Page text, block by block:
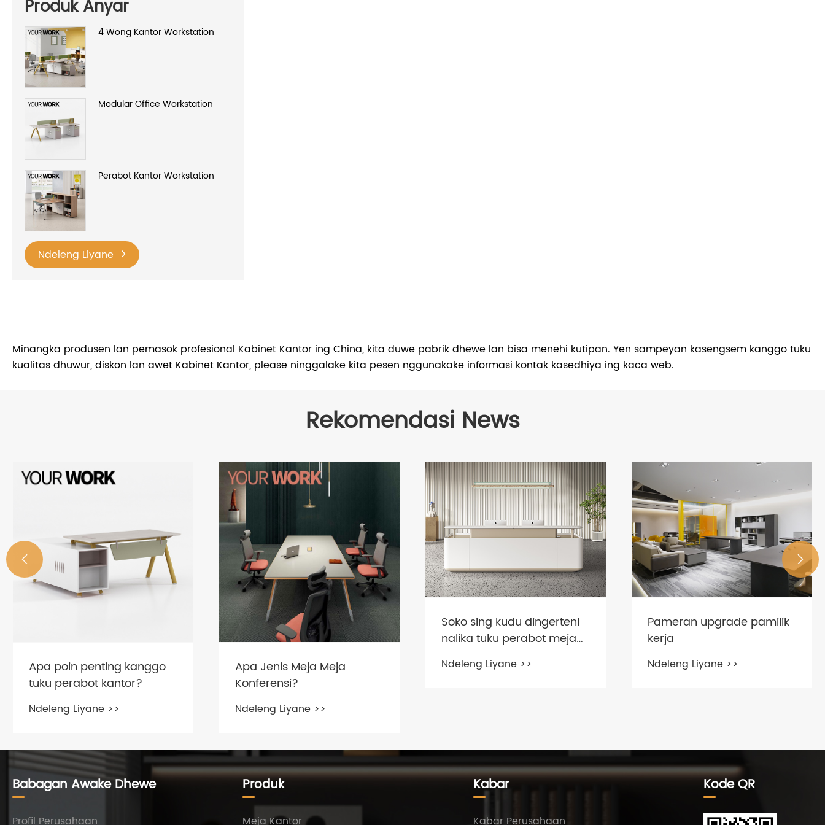
Produk Anyar
4 Wong Kantor Workstation
Modular Office Workstation
Perabot Kantor Workstation
Ndeleng Liyane
Minangka produsen lan pemasok profesional Kabinet Kantor ing China, kita duwe pabrik dhewe lan bisa menehi kutipan. Yen sampeyan kasengsem kanggo tuku
kualitas dhuwur, diskon lan awet Kabinet Kantor, please ninggalake kita pesen nggunakake informasi kontak kasedhiya ing kaca web.
Rekomendasi News
Apa Jenis Meja Meja
Konferensi?
Ndeleng Liyane >>
Soko sing kudu dingerteni
nalika tuku perabot meja
Ndeleng Liyane >>
Pameran upgrade pamilik
kerja
Ndeleng Liyane >>
Apa mejo kantor sing
 
Babagan Awake Dhewe
Profil Perusahaan
Produk
Meja Kantor
Kabar
Kabar Perusahaan
Kode QR